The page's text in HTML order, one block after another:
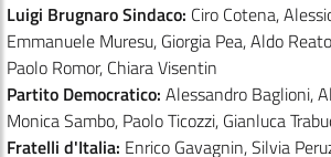
Luigi Brugnaro Sindaco: Ciro Cotena,
Emmanuele Muresu, Giorgia Pea, Aldo
Paolo Romor, Chiara Visentin
Partito Democratico: Alessandro Baglioni,
Monica Sambo, Paolo Ticozzi, Gianluca
Fratelli d'Italia: Enrico Gavagnin, Silvia